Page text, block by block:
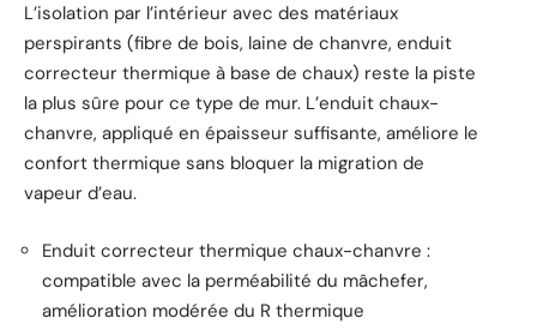
L’isolation par l’intérieur avec des matériaux
perspirants (fibre de bois, laine de chanvre, enduit
correcteur thermique à base de chaux) reste la piste
la plus sûre pour ce type de mur. L’enduit chaux-
chanvre, appliqué en épaisseur suffisante, améliore le
confort thermique sans bloquer la migration de
vapeur d’eau.
Enduit correcteur thermique chaux-chanvre :
compatible avec la perméabilité du mâchefer,
amélioration modérée du R thermique